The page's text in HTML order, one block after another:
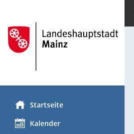
Startseite
Kalender